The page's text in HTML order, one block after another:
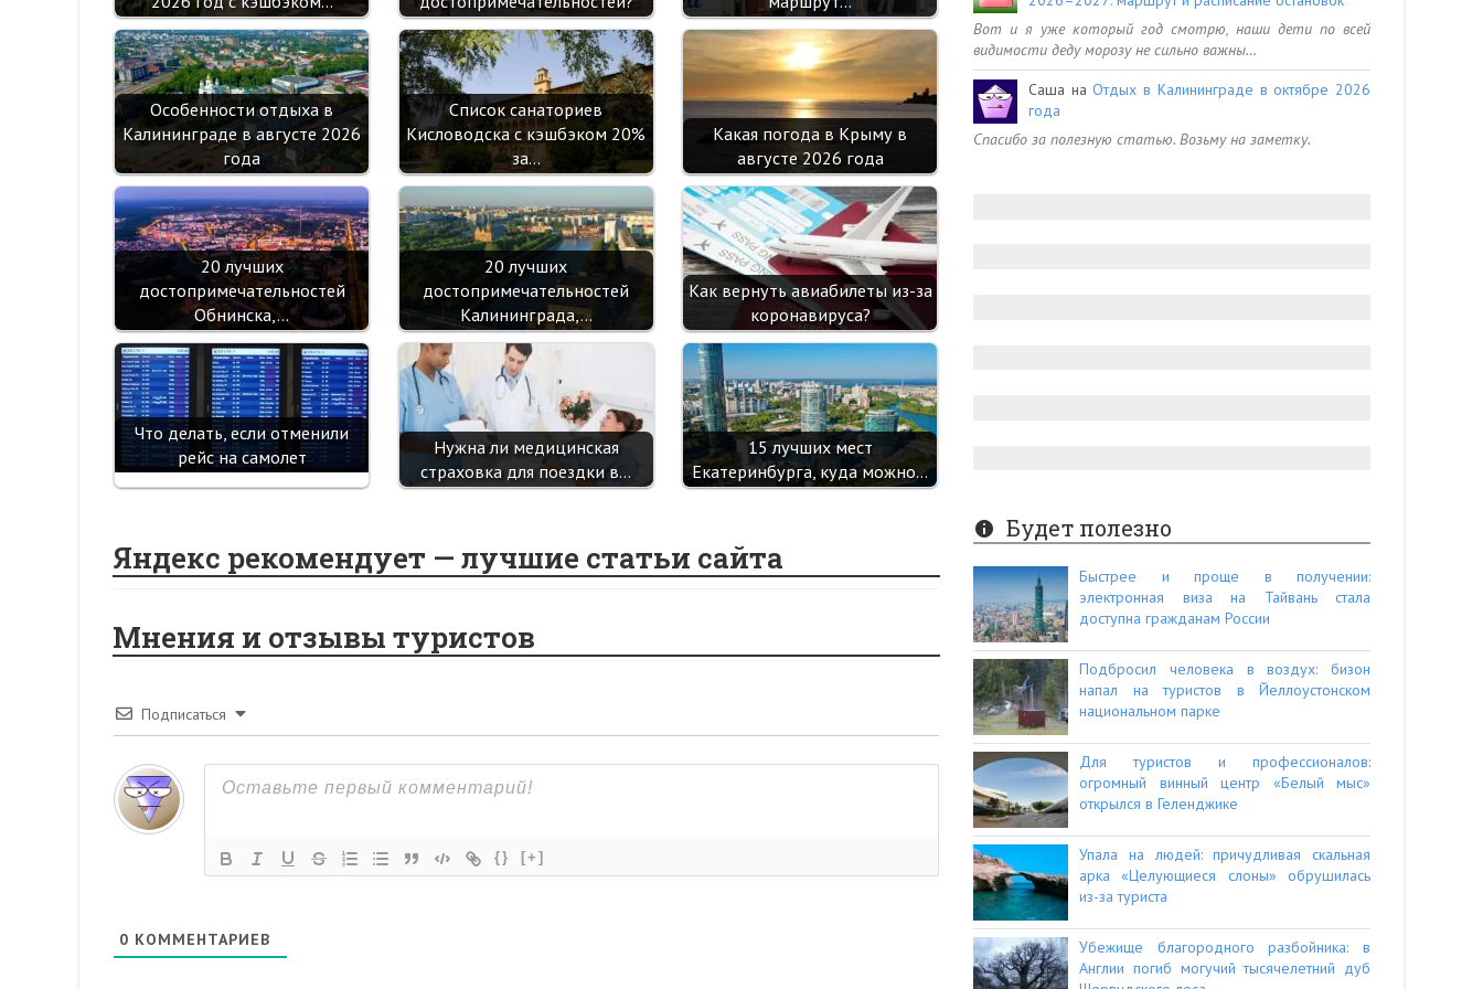
Особенности отдыха в
Калининграде в августе 2026
года
Список санаториев
Кисловодска с кэшбэком 20%
за…
Какая погода в Крыму в
августе 2026 года
20 лучших
достопримечательностей
Обнинска,…
20 лучших
достопримечательностей
Калининграда,…
Как вернуть авиабилеты из-за
коронавируса?
Что делать, если отменили
рейс на самолет
Нужна ли медицинская
страховка для поездки в…
15 лучших мест
Екатеринбурга, куда можно…
Яндекс рекомендует — лучшие статьи сайта
Мнения и отзывы туристов
Подписаться
{} [+]
0 КОММЕНТАРИЕВ
Вот и я уже который год смотрю, наши дети по всей
видимости деду морозу не сильно важны…
Саша наОтдых в Калининграде в октябре 2026
года
Спасибо за полезную статью. Возьму на заметку.
Будет полезно
Быстрее и проще в получении:
электронная виза на Тайвань стала
доступна гражданам России
Подбросил человека в воздух: бизон
напал на туристов в Йеллоустонском
национальном парке
Для туристов и профессионалов:
огромный винный центр «Белый мыс»
открылся в Геленджике
Упала на людей: причудливая скальная
арка «Целующиеся слоны» обрушилась
из-за туриста
Убежище благородного разбойника: в
Англии погиб могучий тысячелетний дуб